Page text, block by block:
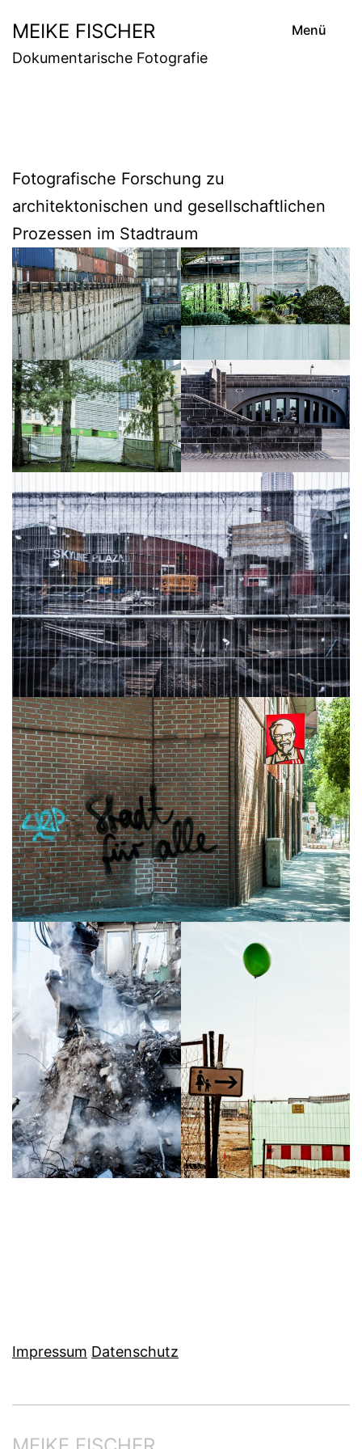
Inhalt
springen
MEIKE FISCHER
Dokumentarische Fotografie
Menü
Fotografische Forschung zu
architektonischen und gesellschaftlichen
Prozessen im Stadtraum
Impressum Datenschutz